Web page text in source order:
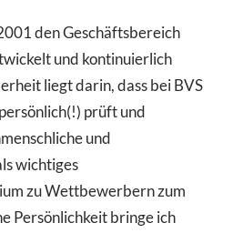
den Geschäftsbereich
und kontinuierlich
liegt darin, dass bei BVS
prüft und
und
wichtiges
zu Wettbewerbern zum
Persönlichkeit bringe ich